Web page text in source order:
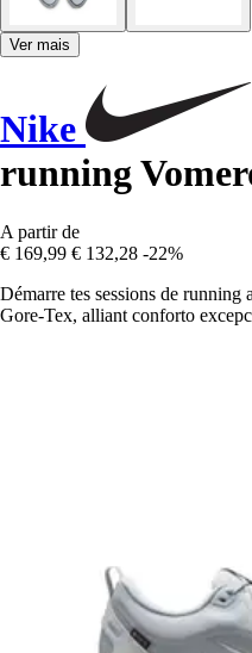
Ver mais
Nike
running
A partir de
€ 169,99 € 132,28 -22%
Démarre tes sessions de running
Gore-Tex, alliant conforto